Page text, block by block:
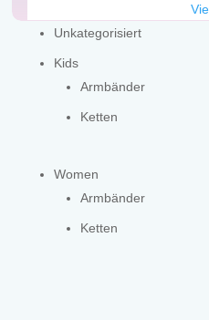
Unkategorisiert
Kids
Armbänder
Ketten
Women
Armbänder
Ketten